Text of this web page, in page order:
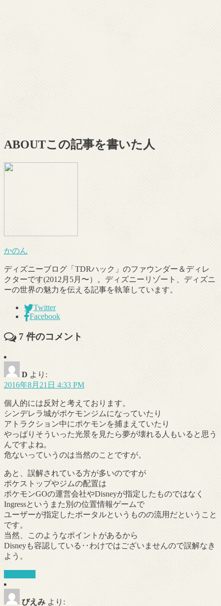
ABOUTこの記事を書いた人
かのん
ディズニーブログ「TDRハック」のファウンダー＆ディレ
クターです(2012月5月〜）。ディズニーリゾート、ディズニ
ーの世界の魅力を伝える記事を執筆しています。
Twitter
Facebook
7 件のコメント
D より:
2016年8月21日 4:33 PM
個人的には反対と考えております。
シンデレラ城がポケモンジムになっていたり
アトラクション中にポケモンを捕まえていたり
やっぱりそういった光景を見たら夢が壊れる人もいると思う
んですよね。
危ないっていうのは当然のことですが。
あと、誤解されている方が多いのですが
ポケストップやジムの配置は
ポケモンGOの運営会社やDisneyが指定したものではなく
Ingressというまた別の位置情報ゲームで
ユーザーが指定したポータルというものの流用だということ
です。
当然、このようなポイントがあるから
Disneyも容認している‥わけではございませんので誤解なき
よう。
びえみ より: